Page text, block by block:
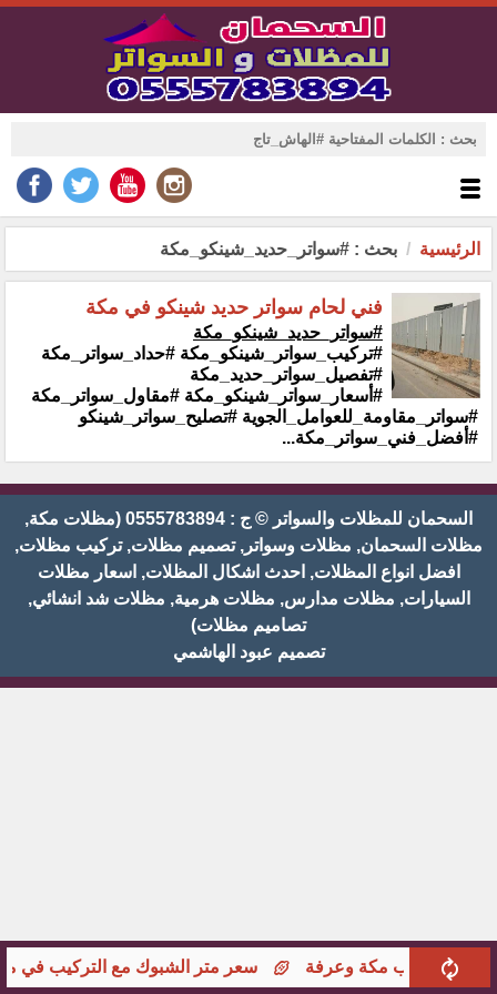
الرئيسية بحث : #سواتر_حديد_شينكو_مكة
مع التركيب مكة وعرفة سعر متر الشبوك مع التركيب في
فني لحام سواتر حديد شينكو في مكة
#سواتر_حديد_شينكو_مكة
#تركيب_سواتر_شينكو_مكة #حداد_سواتر_مكة
#تفصيل_سواتر_حديد_مكة
#أسعار_سواتر_شينكو_مكة #مقاول_سواتر_مكة
#سواتر_مقاومة_للعوامل_الجوية #تصليح_سواتر_شينكو
#أفضل_فني_سواتر_مكة...
السحمان للمظلات والسواتر © ج : 0555783894 (مظلات مكة,
مظلات السحمان, مظلات وسواتر, تصميم مظلات, تركيب مظلات,
افضل انواع المظلات, احدث اشكال المظلات, اسعار مظلات
السيارات, مظلات مدارس, مظلات هرمية, مظلات شد انشائي,
تصاميم مظلات)
تصميم عبود الهاشمي